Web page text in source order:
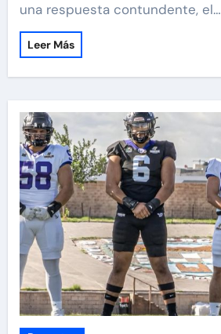
una respuesta contundente, el…
Leer Más